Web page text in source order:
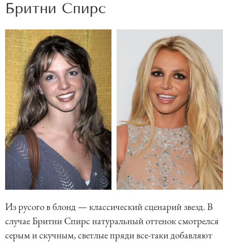
Бритни Спирс
Из русого в блонд — классический сценарий звезд. В
случае Бритни Спирс натуральный оттенок смотрелся
серым и скучным, светлые пряди все-таки добавляют